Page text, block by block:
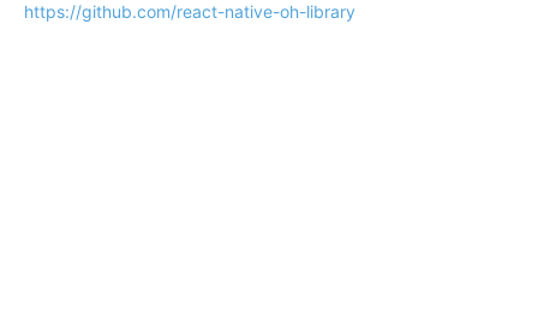
https://github.com/react-native-oh-library